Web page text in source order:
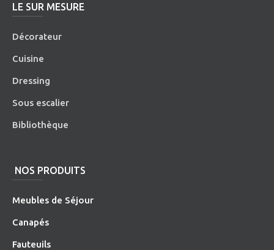
LE SUR MESURE
Décorateur
Cuisine
Dressing
Sous escalier
Bibliothèque
NOS PRODUITS
Meubles de Séjour
Canapés
Fauteuils